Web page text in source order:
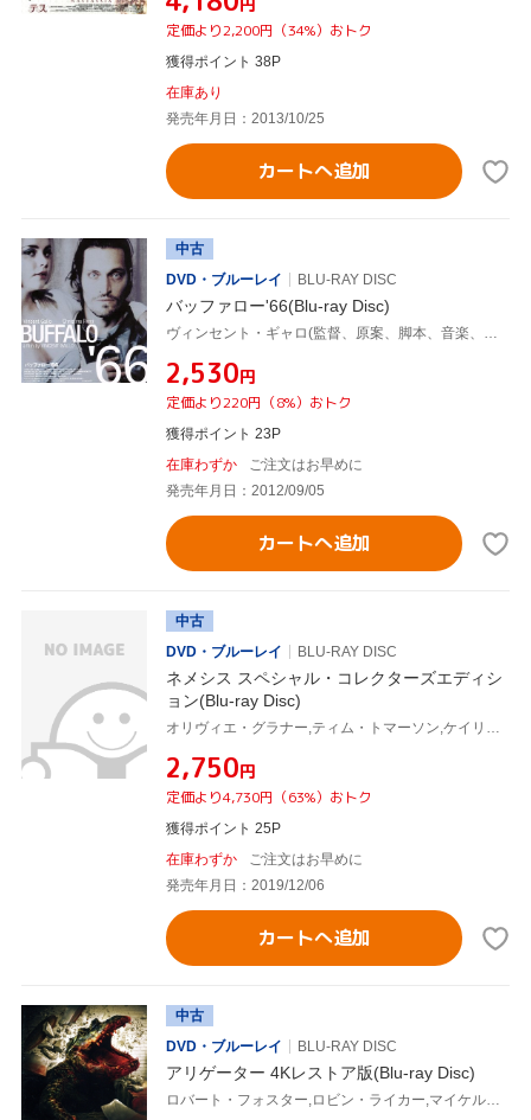
定価より2,200円（34%）おトク
獲得ポイント 38P
在庫あり
発売年月日：2013/10/25
カートへ追加
中古
DVD・ブルーレイ
BLU-RAY DISC
バッファロー'66(Blu-ray Disc)
ヴィンセント・ギャロ(監督、原案、脚本、音楽、出演),クリスティーナ・リッチ,アンジェリカ・ヒューストン,ベン・ギャザラ
¥2,530円
定価より220円（8%）おトク
獲得ポイント 23P
在庫わずか
ご注文はお早めに
発売年月日：2012/09/05
カートへ追加
中古
DVD・ブルーレイ
BLU-RAY DISC
ネメシス スペシャル・コレクターズエディシ
ョン(Blu-ray Disc)
オリヴィエ・グラナー,ティム・トマーソン,ケイリー=ヒロユキ・タガワ,アルバート・ピュン(監督),アンダース・P.ジェンセン(製作総指揮),サンディップ・R.シャー(製作総指揮),サニル・R.シャー(製作総指揮),マイケル・ルビニ(音楽)
¥2,750円
定価より4,730円（63%）おトク
獲得ポイント 25P
在庫わずか
ご注文はお早めに
発売年月日：2019/12/06
カートへ追加
中古
DVD・ブルーレイ
BLU-RAY DISC
アリゲーター 4Kレストア版(Blu-ray Disc)
ロバート・フォスター,ロビン・ライカー,マイケル・ガッツォ,ディーン・ジャガー,シドニー・ラシック,ジャック・カーター,ルイス・ティーグ,クレイグ・ハンドリー